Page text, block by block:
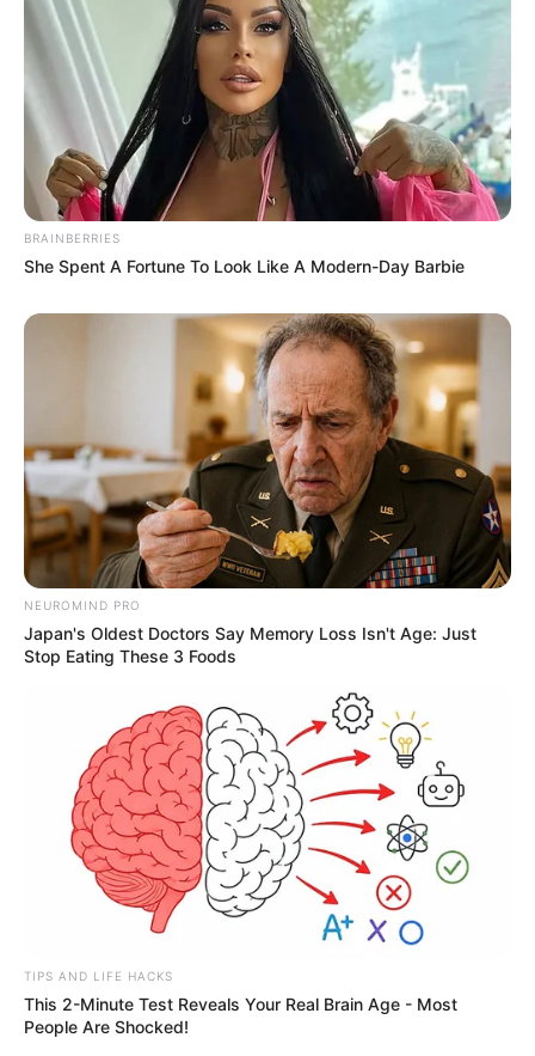
BRAINBERRIES
She Spent A Fortune To Look Like A Modern-Day Barbie
NEUROMIND PRO
Japan's Oldest Doctors Say Memory Loss Isn't Age: Just
Stop Eating These 3 Foods
TIPS AND LIFE HACKS
This 2-Minute Test Reveals Your Real Brain Age - Most
People Are Shocked!